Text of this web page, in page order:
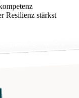
Resilienz stärkst